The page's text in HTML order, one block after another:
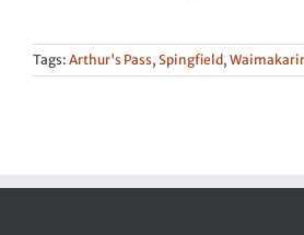
Tags: Arthur's Pass, Spingfield,